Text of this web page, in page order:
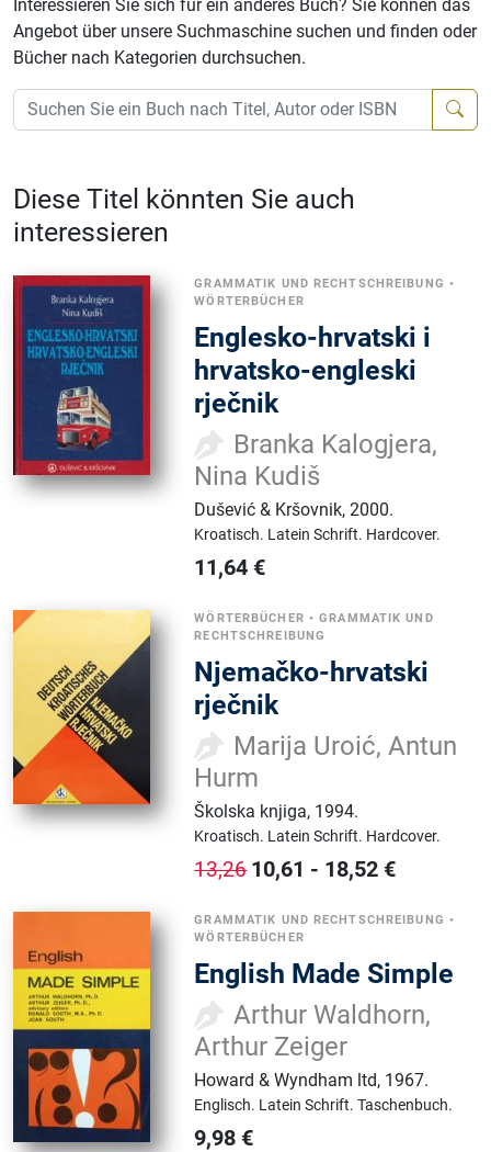
Interessieren Sie sich für ein anderes Buch? Sie können das
Angebot über unsere Suchmaschine suchen und finden oder
Bücher nach Kategorien durchsuchen.
Diese Titel könnten Sie auch
interessieren
GRAMMATIK UND RECHTSCHREIBUNG •
WÖRTERBÜCHER
Englesko-hrvatski i
hrvatsko-engleski
rječnik
Branka Kalogjera,
Nina Kudiš
Dušević & Kršovnik,2000.
Kroatisch. Latein Schrift. Hardcover.
11,64 €
WÖRTERBÜCHER •GRAMMATIK UND
RECHTSCHREIBUNG
Njemačko-hrvatski
rječnik
Marija Uroić, Antun
Hurm
Školska knjiga, 1994.
Kroatisch. Latein Schrift. Hardcover.
13,26 10,61 - 18,52 €
GRAMMATIK UND RECHTSCHREIBUNG •
WÖRTERBÜCHER
English Made Simple
Arthur Waldhorn,
Arthur Zeiger
Howard & Wyndham ltd, 1967.
Englisch. Latein Schrift.Taschenbuch.
9,98 €